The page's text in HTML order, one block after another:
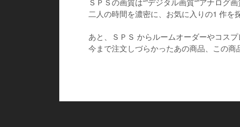
二人の時間を濃密に、お気に入りの1 作を
あと、ＳＰＳ からルームオーダーやコスプ
今まで注文しづらかったあの商品、この商